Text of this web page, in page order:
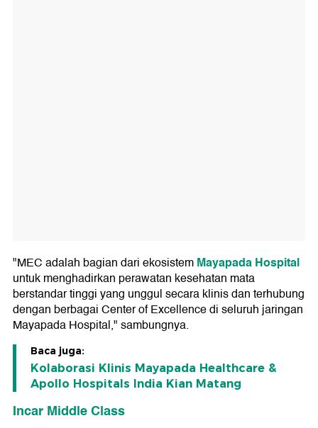
"MEC adalah bagian dari ekosistemMayapada Hospital
untuk menghadirkan perawatan kesehatan mata
berstandar tinggi yang unggul secara klinis dan terhubung
dengan berbagai Center of Excellence di seluruh jaringan
Mayapada Hospital," sambungnya.
Baca juga:
Kolaborasi Klinis Mayapada Healthcare &
Apollo Hospitals India Kian Matang
Incar Middle Class